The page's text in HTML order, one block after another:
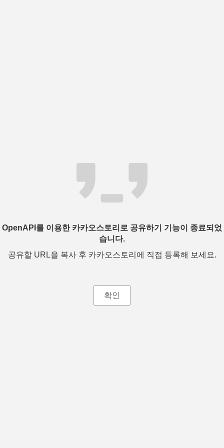
OpenAPI를 이용한 카카오스토리로 공유하기 기능이 종료되었
습니다.
공유할 URL을 복사 후 카카오스토리에 직접 등록해 보세요.
확인